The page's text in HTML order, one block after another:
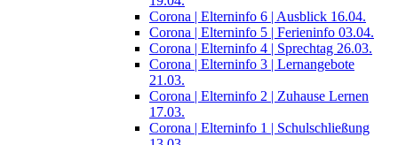
Corona | Elterninfo 6 | Ausblick 16.04.
Corona | Elterninfo 5 | Ferieninfo 03.04.
Corona | Elterninfo 4 | Sprechtag 26.03.
Corona | Elterninfo 3 | Lernangebote
21.03.
Corona | Elterninfo 2 | Zuhause Lernen
17.03.
Corona | Elterninfo 1 | Schulschließung